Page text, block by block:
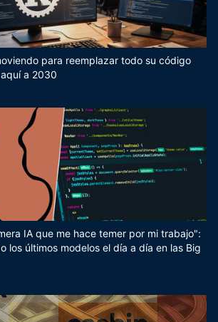
para reemplazar todo su código
a 2030
IA que me hace temer por mi trabajo":
los últimos modelos el día a día en las Big